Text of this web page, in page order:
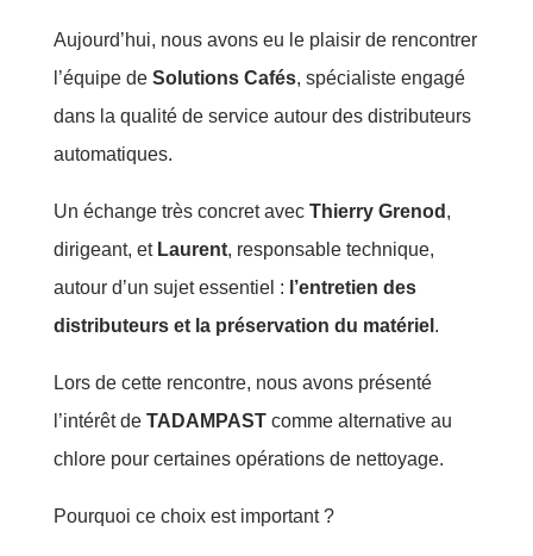
Aujourd’hui, nous avons eu le plaisir de rencontrer
l’équipe de Solutions Cafés, spécialiste engagé
dans la qualité de service autour des distributeurs
automatiques.
Un échange très concret avec Thierry Grenod ,
dirigeant, et Laurent, responsable technique,
autour d’un sujet essentiel : l’entretien des
distributeurs et la préservation du matériel .
Lors de cette rencontre, nous avons présenté
l’intérêt de TADAMPASTcomme alternative au
chlore pour certaines opérations de nettoyage.
Pourquoi ce choix est important ?